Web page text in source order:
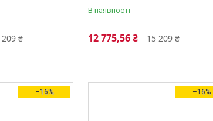
₴
В наявності
15 209 ₴
12 775,56 ₴
–16% –16%